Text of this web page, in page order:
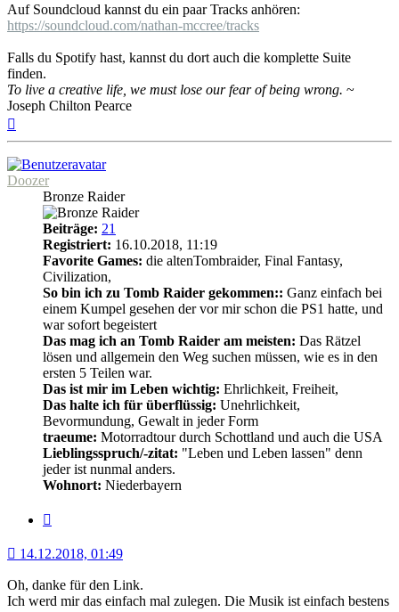
Auf Soundcloud kannst du ein paar Tracks anhören:
https://soundcloud.com/nathan-mccree/tracks
Falls du Spotify hast, kannst du dort auch die komplette Suite
finden.
To live a creative life, we must lose our fear of being wrong. ~
Joseph Chilton Pearce
Doozer
Bronze Raider
Beiträge: 21
Registriert: 16.10.2018, 11:19
Favorite Games: die altenTombraider, Final Fantasy,
Civilization,
So bin ich zu Tomb Raider gekommen:: Ganz einfach bei
einem Kumpel gesehen der vor mir schon die PS1 hatte, und
war sofort begeistert
Das mag ich an Tomb Raider am meisten: Das Rätzel
lösen und allgemein den Weg suchen müssen, wie es in den
ersten 5 Teilen war.
Das ist mir im Leben wichtig: Ehrlichkeit, Freiheit,
Das halte ich für überflüssig: Unehrlichkeit,
Bevormundung, Gewalt in jeder Form
traeume: Motorradtour durch Schottland und auch die USA
Lieblingsspruch/-zitat: "Leben und Leben lassen" denn
jeder ist nunmal anders.
Wohnort: Niederbayern
14.12.2018, 01:49
Oh, danke für den Link.
Ich werd mir das einfach mal zulegen. Die Musik ist einfach bestens